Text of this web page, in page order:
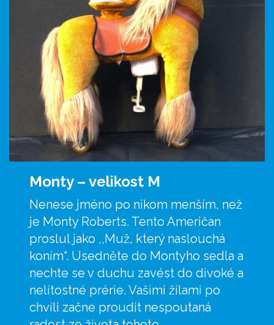
Monty –velikost M
Nenese jméno po nikom menším, než
je Monty Roberts. Tento Američan
proslul jako ,,Muž, který naslouchá
koním“. Usedněte do Montyho sedla a
nechte se v duchu zavést do divoké a
nelítostné prérie. Vašimi žilami po
chvíli začne proudit nespoutaná